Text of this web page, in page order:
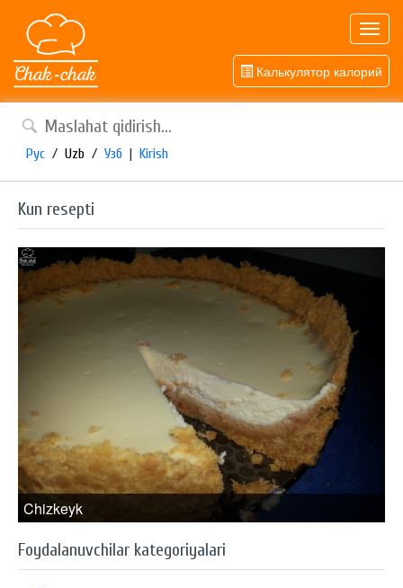
Калькулятор калорий
Рус / Uzb / Узб | Kirish
Kun resepti
Chizkeyk
Foydalanuvchilar kategoriyalari